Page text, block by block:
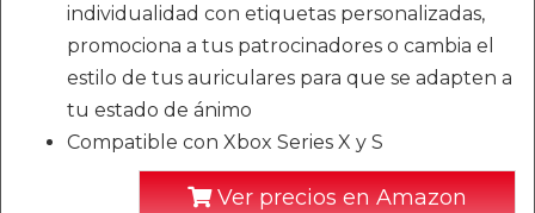
individualidad con etiquetas personalizadas,
promociona a tus patrocinadores o cambia el
estilo de tus auriculares para que se adapten a
tu estado de ánimo
Compatible con Xbox Series X y S
Ver precios en Amazon